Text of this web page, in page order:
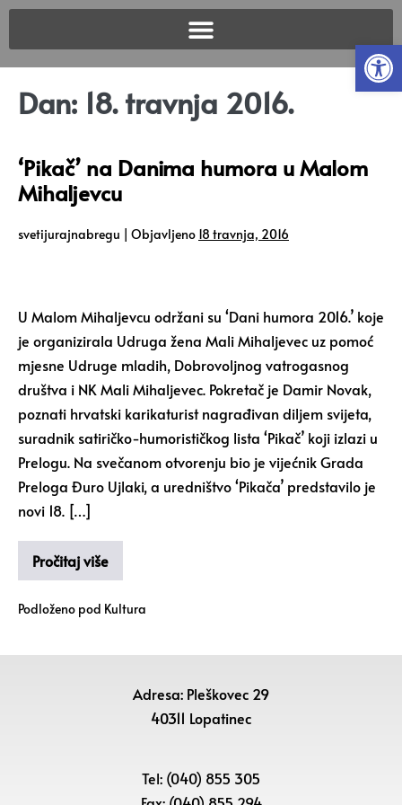
Dan: 18. travnja 2016.
‘Pikač’ na Danima humora u Malom
Mihaljevcu
svetijurajnabregu | Objavljeno 18 travnja, 2016
U Malom Mihaljevcu održani su ‘Dani humora 2016.’ koje
je organizirala Udruga žena Mali Mihaljevec uz pomoć
mjesne Udruge mladih, Dobrovoljnog vatrogasnog
društva i NK Mali Mihaljevec. Pokretač je Damir Novak,
poznati hrvatski karikaturist nagrađivan diljem svijeta,
suradnik satiričko-humorističkog lista ‘Pikač’ koji izlazi u
Prelogu. Na svečanom otvorenju bio je vijećnik Grada
Preloga Đuro Ujlaki, a uredništvo ‘Pikača’ predstavilo je
novi 18. […]
Pročitaj više
Podloženo pod Kultura
Adresa: Pleškovec 29
40311 Lopatinec
Tel: (040) 855 305